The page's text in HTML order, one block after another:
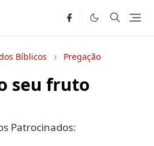
Bíblicos Pregação
seu fruto
Patrocinados: